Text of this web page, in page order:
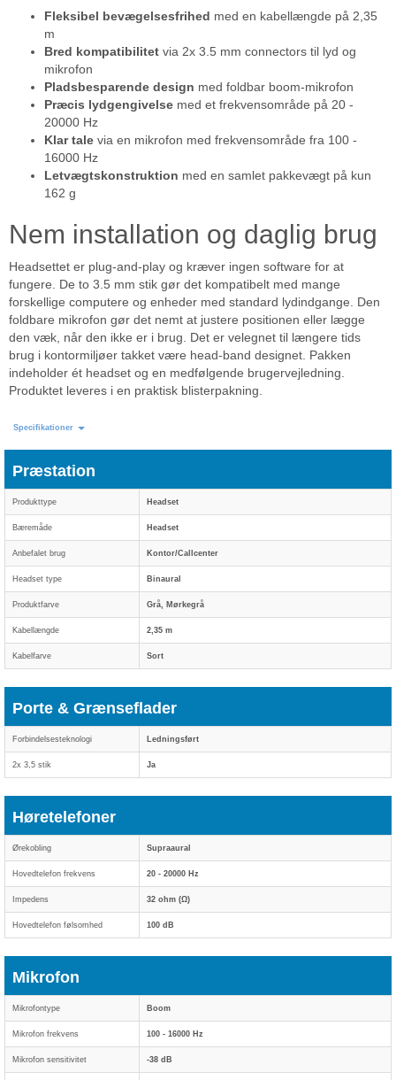
Fleksibel bevægelsesfrihed med en kabellængde på 2,35
m
Bred kompatibilitet via 2x 3.5 mm connectors til lyd og
mikrofon
Pladsbesparende design med foldbar boom-mikrofon
Præcis lydgengivelse med et frekvensområde på 20 -
20000 Hz
Klar tale via en mikrofon med frekvensområde fra 100 -
16000 Hz
Letvægtskonstruktion med en samlet pakkevægt på kun
162 g
Nem installation og daglig brug
Headsettet er plug-and-play og kræver ingen software for at
fungere. De to 3.5 mm stik gør det kompatibelt med mange
forskellige computere og enheder med standard lydindgange. Den
foldbare mikrofon gør det nemt at justere positionen eller lægge
den væk, når den ikke er i brug. Det er velegnet til længere tids
brug i kontormiljøer takket være head-band designet. Pakken
indeholder ét headset og en medfølgende brugervejledning.
Produktet leveres i en praktisk blisterpakning.
Specifikationer
Præstation
Produkttype Headset
Bæremåde Headset
Anbefalet brug Kontor/Callcenter
Headset type Binaural
Produktfarve Grå, Mørkegrå
Kabellængde 2,35 m
Kabelfarve Sort
Porte & Grænseflader
Forbindelsesteknologi Ledningsført
2x 3,5 stik Ja
Høretelefoner
Ørekobling Supraaural
Hovedtelefon frekvens 20 - 20000 Hz
Impedens 32 ohm (Ω)
Hovedtelefon følsomhed 100 dB
Mikrofon
Mikrofontype Boom
Mikrofon frekvens 100 - 16000 Hz
Mikrofon sensitivitet -38 dB